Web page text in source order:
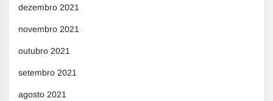
dezembro 2021
novembro 2021
outubro 2021
setembro 2021
agosto 2021